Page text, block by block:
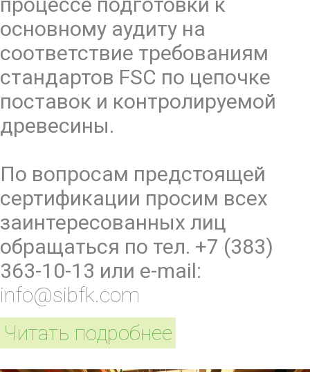
основному аудиту на
соответствие требованиям
стандартов FSC по цепочке
поставок и контролируемой
древесины.
По вопросам предстоящей
сертификации просим всех
заинтересованных лиц
обращаться по тел. +7 (383)
363-10-13 или e-mail:
info@sibfk.com
Читать подробнее